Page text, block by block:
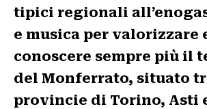
tipici regionali
e musica per valorizzare
conoscere sempre più il
del Monferrato, situato
provincie di Torino, Asti